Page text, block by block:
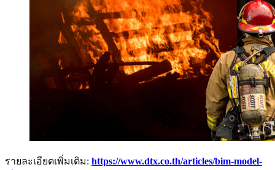
รายละเอียดเพิ่มเติม: https://www.dtx.co.th/articles/bim-model-